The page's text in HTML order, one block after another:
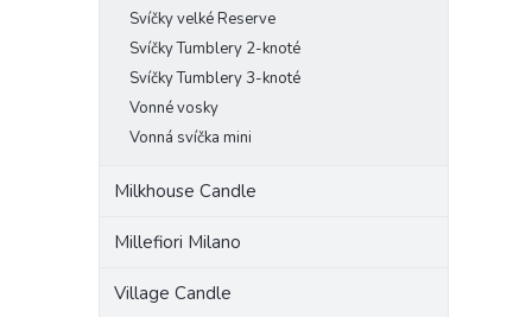
Svíčky velké Reserve
Svíčky Tumblery 2-knoté
Svíčky Tumblery 3-knoté
Vonné vosky
Vonná svíčka mini
Milkhouse Candle
Millefiori Milano
Village Candle